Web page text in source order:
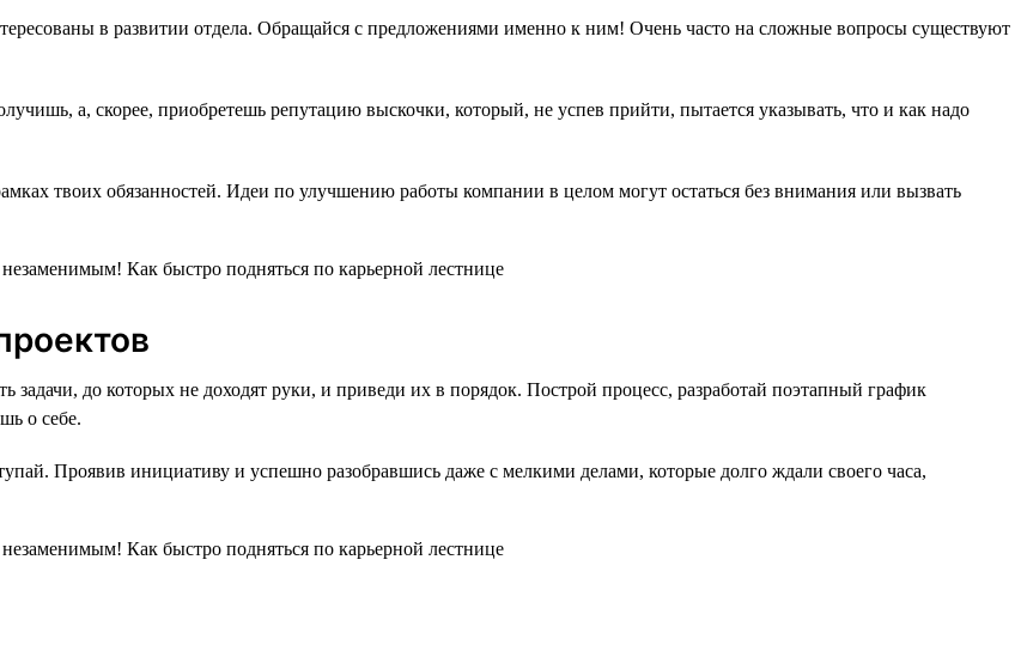
в развитии отдела. Обращайся с предложениями именно к ним! Очень часто на сложные вопросы существуют
а, скорее, приобретешь репутацию выскочки, который, не успев прийти, пытается указывать, что и как надо
твоих обязанностей. Идеи по улучшению работы компании в целом могут остаться без внимания или вызвать
задачи, до которых не доходят руки, и приведи их в порядок. Построй процесс, разработай поэтапный график
о себе.
Проявив инициативу и успешно разобравшись даже с мелкими делами, которые долго ждали своего часа,